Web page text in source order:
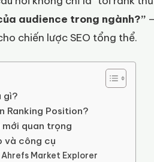
audience trong ngành?”
chiến lược SEO tổng thể.
gì?
Ranking Position?
mới quan trọng
và công cụ
Ahrefs Market Explorer